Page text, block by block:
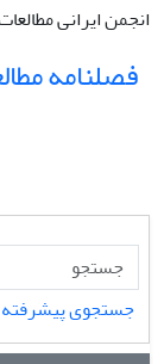
انجمن ایرانی
فصلنامه
جستجوی پیشرفته